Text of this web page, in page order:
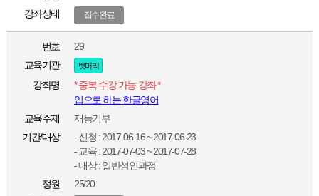
강좌상태
접수완료
번호
29
교육기관
뱃머리
강좌명
* 중복 수강 가능 강좌 *
입으로 하는 한글영어
교육주제
재능기부
기간/대상
- 신청 : 2017-06-16 ~ 2017-06-23
- 교육 : 2017-07-03 ~ 2017-07-28
- 대상 : 일반성인과정
정원
25/20